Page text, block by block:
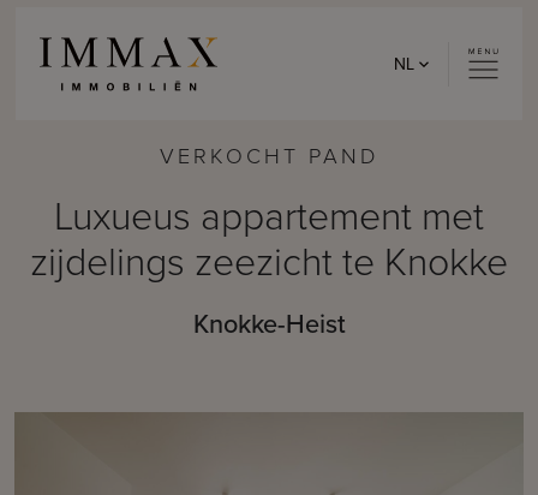
NL
VERKOCHT PAND
Luxueus appartement met
zijdelings zeezicht te Knokke
Knokke-Heist